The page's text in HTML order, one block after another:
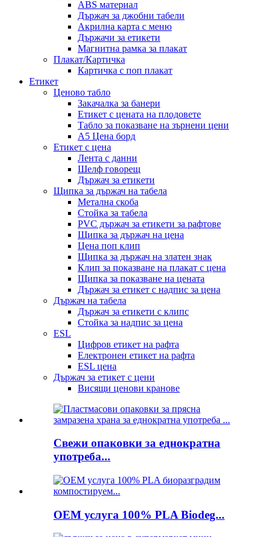
ABS материал
Държач за джобни табели
Акрилна карта с меню
Държачи за етикети
Магнитна рамка за плакат
Плакат/Картичка
Картичка с поп плакат
Етикет
Ценово табло
Закачалка за банери
Етикет с цената на плодовете
Табло за показване на зърнени цени
A5 Цена борд
Етикет с цена
Лента с данни
Шелф говорещ
Държач за етикети
Щипка за държач на табела
Метална скоба
Стойка за табела
PVC държач за етикети за рафтове
Щипка за държач на цена
Цена поп клип
Щипка за държач на златен знак
Клип за показване на плакат с цена
Щипка за показване на цената
Държач за етикет с надпис за цена
Държач на табела
Държач за етикети с клипс
Стойка за надпис за цена
ESL
Цифров етикет на рафта
Електронен етикет на рафта
ESL цена
Държач за етикет с цени
Висящи ценови кранове
Свежи опаковки за еднократна
употреба...
OEM услуга 100% PLA Biodeg...